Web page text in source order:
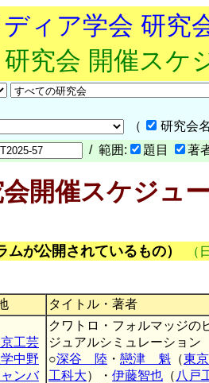
ィア学会 研究
研究会 開催スケ
（
研究会
/ 範囲: 題目 著
開催スケジュ
が公開されているもの）
（
タイトル・著者
工芸
中野
ンバ
クワトロ・フォルマッジの
ジュアルシミュレーション
○深谷 陸 ・ 戀津 魁 （東京
工科大）・ 伊藤智也 （ 八戸